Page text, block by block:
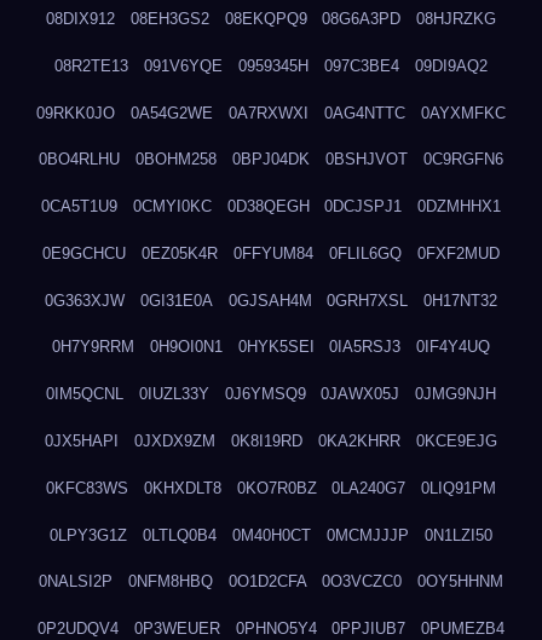
08DIX912 08EH3GS2 08EKQPQ9 08G6A3PD 08HJRZKG
08R2TE13 091V6YQE 0959345H 097C3BE4 09DI9AQ2
09RKK0JO 0A54G2WE 0A7RXWXI 0AG4NTTC 0AYXMFKC
0BO4RLHU 0BOHM258 0BPJ04DK 0BSHJVOT 0C9RGFN6
0CA5T1U9 0CMYI0KC 0D38QEGH 0DCJSPJ1 0DZMHHX1
0E9GCHCU 0EZ05K4R 0FFYUM84 0FLIL6GQ 0FXF2MUD
0G363XJW 0GI31E0A 0GJSAH4M 0GRH7XSL 0H17NT32
0H7Y9RRM 0H9OI0N1 0HYK5SEI 0IA5RSJ3 0IF4Y4UQ
0IM5QCNL 0IUZL33Y 0J6YMSQ9 0JAWX05J 0JMG9NJH
0JX5HAPI 0JXDX9ZM 0K8I19RD 0KA2KHRR 0KCE9EJG
0KFC83WS 0KHXDLT8 0KO7R0BZ 0LA240G7 0LIQ91PM
0LPY3G1Z 0LTLQ0B4 0M40H0CT 0MCMJJJP 0N1LZI50
0NALSI2P 0NFM8HBQ 0O1D2CFA 0O3VCZC0 0OY5HHNM
0P2UDQV4 0P3WEUER 0PHNO5Y4 0PPJIUB7 0PUMEZB4